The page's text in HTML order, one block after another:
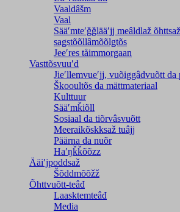
Vaaldâšm
Vaal
Sääʹmteʹǧǧlääʹjj meâldlaž
saǥstõõllâmõõlǥtõs
Jeeʹres tåimmorgaan
Vasttõsvuuʹd
Jieʹllemvueʹjj, vuõiggâdvuõtt da
Škooultõs da mättmateriaal
Kulttuur
Sääʹmǩiõll
Sosiaal da tiõrvâsvuõtt
Meeraikõskksaž tuâjj
Päärna da nuõr
Haʹŋǩǩõõzz
Ääiʹjpoddsaž
Šõddmõõžž
Õhttvuõtt-teâđ
Laasktemteâđ
Media